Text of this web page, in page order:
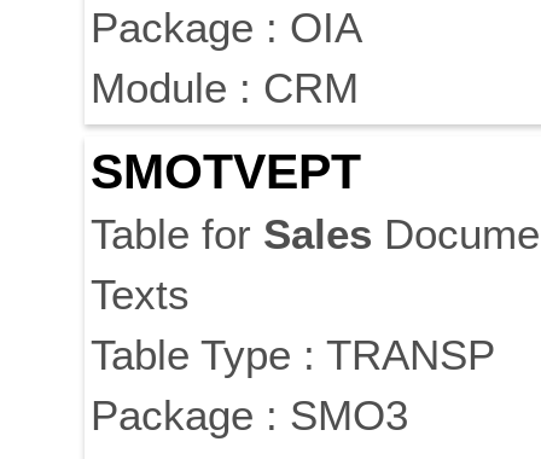
Package : OIA
Module : CRM
SMOTVEPT
Table for Sales
Texts
Table Type : TRANSP
Package : SMO3